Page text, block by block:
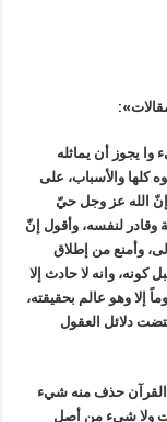
وا يجوز أن يماثله
كلها والأسباب، على
الله عز وجل حيّ
وقادر لنفسه، وأقول إنّ
وأمنع من إطلاق
كونه، وانه لا حادث إلا
إلا وهو عالم بحقيقته،
دلائل العقول
القرآن حذف منه شيء
ولا شيء من أصل